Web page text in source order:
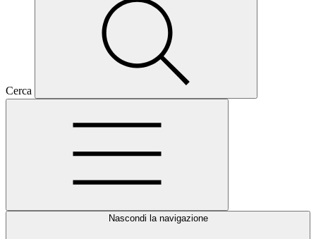
Cerca
Nascondi la navigazione